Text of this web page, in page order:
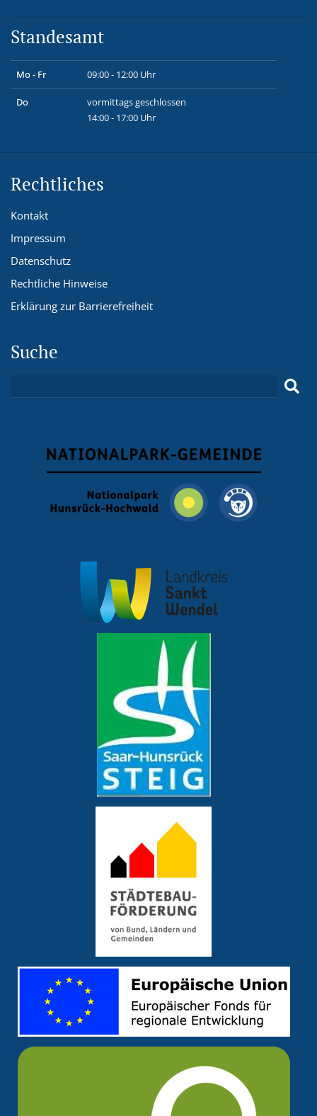
Standesamt
Mo - Fr 09:00 - 12:00 Uhr
Do
vormittags geschlossen
14:00 - 17:00 Uhr
Rechtliches
Kontakt
Impressum
Datenschutz
Rechtliche Hinweise
Erklärung zur Barrierefreiheit
Suche